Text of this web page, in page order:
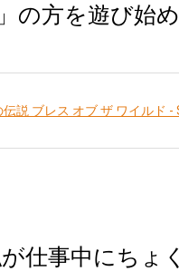
の方を遊び始め
伝説 ブレス オブ ザ ワイルド -
仕事中にちょ